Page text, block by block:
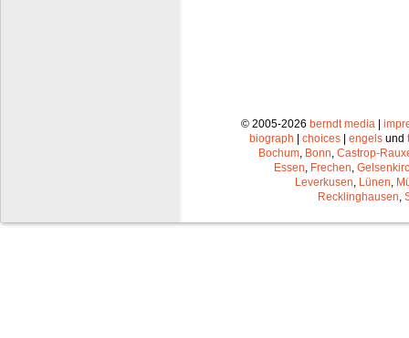
© 2005-2026 berndt media|
biograph
choices engels und
Bochum, Bonn, Castrop-
Essen, Frechen,
Leverkusen, Lünen,
Recklinghausen,